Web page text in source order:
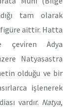
tam olarak
aittir. Hatta
çeviren Adya
Natyasastra
olduğu ve bir
işlenerek
vardır. Natya,